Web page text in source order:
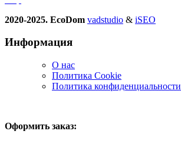
2020-2025. EcoDom vadstudio & iSEO
Информация
О нас
Политика Сookie
Политика конфиденциальности
Оформить заказ: